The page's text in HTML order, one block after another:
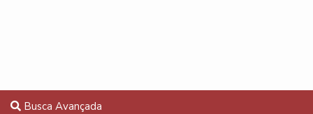
Busca Avançada